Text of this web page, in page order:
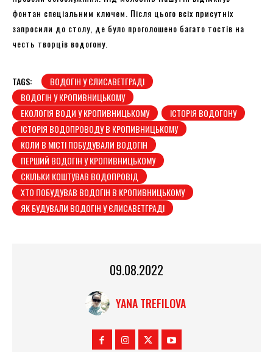
фонтан спеціальним ключем. Після цього всіх присутніх
запросили до столу, де було проголошено багато тостів на
честь творців водогону.
TAGS:
ВОДОГІН У ЄЛИСАВЕТГРАДІ
ВОДОГІН У КРОПИВНИЦЬКОМУ
ЕКОЛОГІЯ ВОДИ У КРОПИВНИЦЬКОМУ
ІСТОРІЯ ВОДОГОНУ
ІСТОРІЯ ВОДОПРОВОДУ В КРОПИВНИЦЬКОМУ
КОЛИ В МІСТІ ПОБУДУВАЛИ ВОДОГІН
ПЕРШИЙ ВОДОГІН У КРОПИВНИЦЬКОМУ
СКІЛЬКИ КОШТУВАВ ВОДОПРОВІД
ХТО ПОБУДУВАВ ВОДОГІН В КРОПИВНИЦЬКОМУ
ЯК БУДУВАЛИ ВОДОГІН У ЄЛИСАВЕТГРАДІ
09.08.2022
YANA TREFILOVA